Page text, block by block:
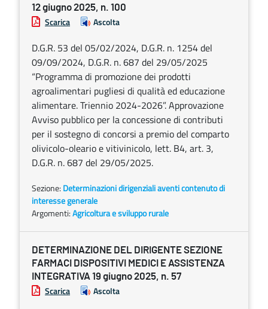
12 giugno 2025, n. 100
Scarica Ascolta
D.G.R. 53 del 05/02/2024, D.G.R. n. 1254 del
09/09/2024, D.G.R. n. 687 del 29/05/2025
“Programma di promozione dei prodotti
agroalimentari pugliesi di qualità ed educazione
alimentare. Triennio 2024-2026”. Approvazione
Avviso pubblico per la concessione di contributi
per il sostegno di concorsi a premio del comparto
olivicolo-oleario e vitivinicolo, lett. B4, art. 3,
D.G.R. n. 687 del 29/05/2025.
Sezione: Determinazioni dirigenziali aventi contenuto di
interesse generale
Argomenti:Agricoltura e sviluppo rurale
DETERMINAZIONE DEL DIRIGENTE SEZIONE
FARMACI DISPOSITIVI MEDICI E ASSISTENZA
INTEGRATIVA 19 giugno 2025, n. 57
Scarica Ascolta